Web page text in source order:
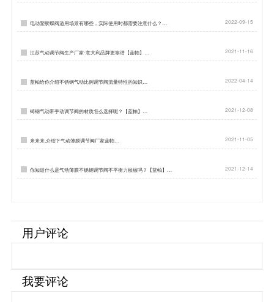
电动塑胶蝶阀适用场景有哪些，实际使用时都需要注意什么？… 2022-09-15
江苏气动调节阀生产厂家-意大利品牌更靠谱【蓝帕】… 2021-11-16
蓝帕给你介绍不锈钢气动比例调节阀流量特性的知识… 2022-04-14
铸钢气动带手动调节阀的材质怎么选择呢？【蓝帕】… 2021-12-08
来来来,介绍下气动薄膜调节阀厂家蓝帕… 2021-11-05
你知道什么是气动薄膜不锈钢调节阀不平衡力校核吗？【蓝帕】… 2021-12-14
用户评论
我要评论